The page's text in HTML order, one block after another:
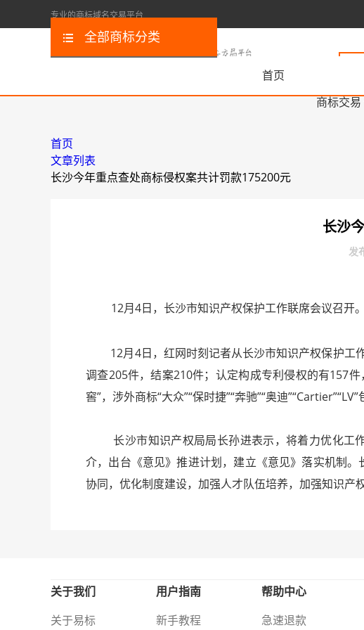
专业的商标域名交易平台
首页
商标交易
全部商标分类
首页
文章列表
长沙今年重点查处商标侵权案共计罚款175200元
长沙
发
12月4日，长沙市知识产权保护工作联席会议召开。
12月4日，红网时刻记者从长沙市知识产权保护
调查205件，结案210件；认定构成专利侵权的有157
窖”，涉外商标“大众”“保时捷”“奔驰”“奥迪
长沙市知识产权局局长孙进表示，将着力优化工作
介，出台《意见》推进计划，建立《意见》落实机制
协同，优化制度建设，加强人才队伍培养，加强知识产
关于我们
关于易标
用户指南
新手教程
帮助中心
急速退款